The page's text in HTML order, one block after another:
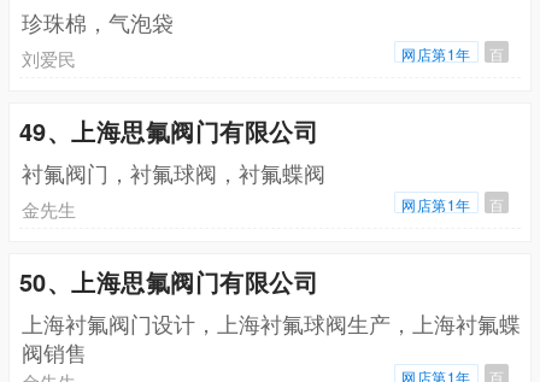
珍珠棉，气泡袋
刘爱民 网店第1年 百
49、上海思氟阀门有限公司
衬氟阀门，衬氟球阀，衬氟蝶阀
金先生 网店第1年 百
50、上海思氟阀门有限公司
上海衬氟阀门设计，上海衬氟球阀生产，上海衬氟蝶
阀销售
网店第1年 百